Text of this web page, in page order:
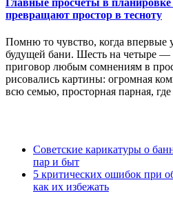
Главные просчеты в
превращают простор в тесноту
Помню то чувство, когда впервые
будущей бани. Шесть на четыре —
приговор любым сомнениям в
рисовались картины: огромная
всю семью, просторная парная,
Советские карикатуры о
пар и быт
5 критических ошибок при
как их избежать